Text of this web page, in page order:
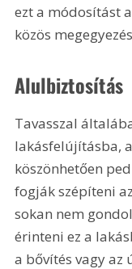
ezt a módosítást
közös
Alulbiztosítás
Tavasszal
lakásfelújításba,
köszönhetően
fogják szépíteni
sokan nem
érinteni ez a
a bővítés vagy